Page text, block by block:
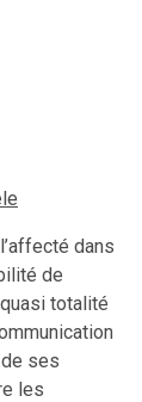
dans
de
totalité
ses
les